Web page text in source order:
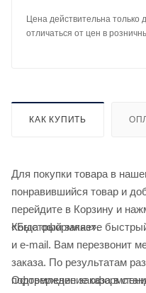
Цена действительна только
отличаться от цен в
КАК КУПИТЬ
Для покупки товара в
понравившийся товар и
перейдите в Корзину и
«Быстрый заказ».
Когда оформляете
и e-mail. Вам перезвонит
заказа. По результатам
подтверждение
Оформление заказа в